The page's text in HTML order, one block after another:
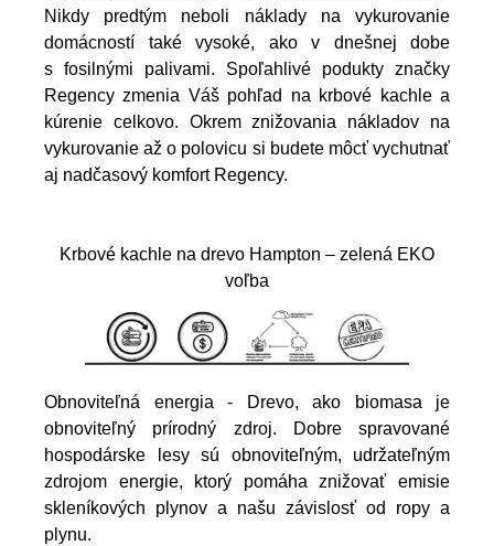
Nikdy predtým neboli náklady na vykurovanie
domácností také vysoké, ako v dnešnej dobe
s fosilnými palivami. Spoľahlivé podukty značky
Regency zmenia Váš pohľad na krbové kachle a
kúrenie celkovo. Okrem znižovania nákladov na
vykurovanie až o polovicu si budete môcť vychutnať
aj nadčasový komfort Regency.
Krbové kachle na drevo Hampton – zelená EKO
voľba
Obnoviteľná energia - Drevo, ako biomasa je
obnoviteľný prírodný zdroj. Dobre spravované
hospodárske lesy sú obnoviteľným, udržateľným
zdrojom energie, ktorý pomáha znižovať emisie
skleníkových plynov a našu závislosť od ropy a
plynu.